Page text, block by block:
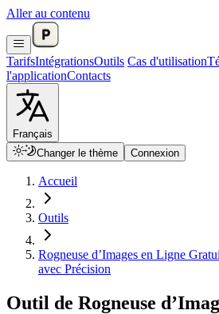
Aller au contenu
TarifsIntégrationsOutils Cas d'utilisation
l'applicationContacts
Français
Changer le thème
Connexion
Accueil
Outils
Rogneuse d’Images en Ligne
avec Précision
Outil de Rogneuse